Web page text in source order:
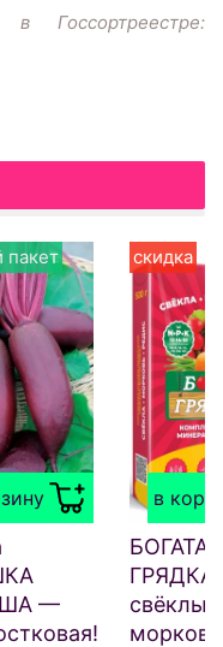
Госсортреестре:
пакет
—
в
скидка
БОГАТАЯ
ГРЯДКА
свёклы,